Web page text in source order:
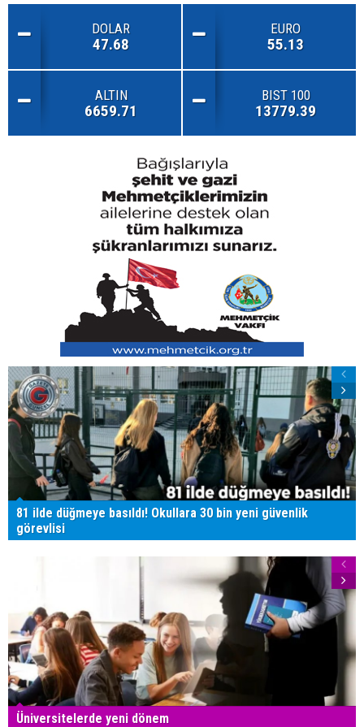
DOLAR
47.68
EURO
55.13
ALTIN
6659.71
BIST 100
13779.39
81 ilde düğmeye basıldı! Okullara 30 bin yeni güvenlik
görevlisi
Üniversitelerde yeni dönem